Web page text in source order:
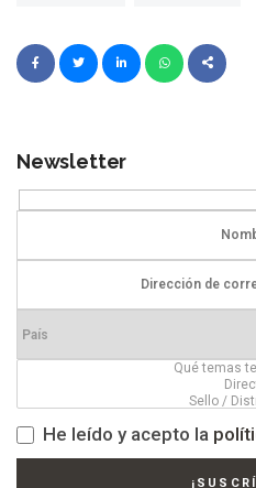
Newsletter
He leído y acepto la